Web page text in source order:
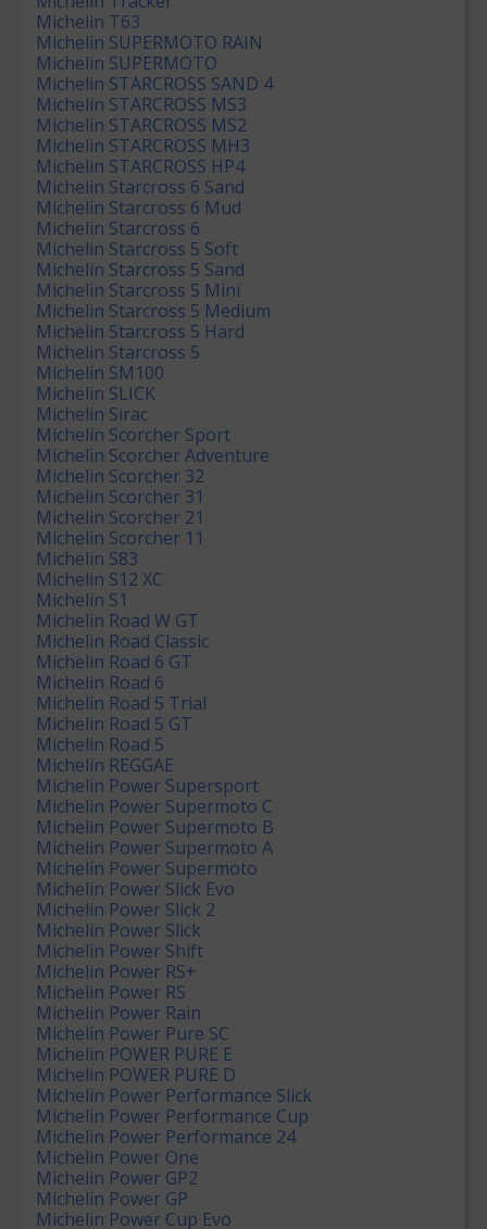
Michelin T63
Michelin SUPERMOTO RAIN
Michelin SUPERMOTO
Michelin STARCROSS SAND 4
Michelin STARCROSS MS3
Michelin STARCROSS MS2
Michelin STARCROSS MH3
Michelin STARCROSS HP4
Michelin Starcross 6 Sand
Michelin Starcross 6 Mud
Michelin Starcross 6
Michelin Starcross 5 Soft
Michelin Starcross 5 Sand
Michelin Starcross 5 Mini
Michelin Starcross 5 Medium
Michelin Starcross 5 Hard
Michelin Starcross 5
Michelin SM100
Michelin SLICK
Michelin Sirac
Michelin Scorcher Sport
Michelin Scorcher Adventure
Michelin Scorcher 32
Michelin Scorcher 31
Michelin Scorcher 21
Michelin Scorcher 11
Michelin S83
Michelin S12 XC
Michelin S1
Michelin Road W GT
Michelin Road Classic
Michelin Road 6 GT
Michelin Road 6
Michelin Road 5 Trial
Michelin Road 5 GT
Michelin Road 5
Michelin REGGAE
Michelin Power Supersport
Michelin Power Supermoto C
Michelin Power Supermoto B
Michelin Power Supermoto A
Michelin Power Supermoto
Michelin Power Slick Evo
Michelin Power Slick 2
Michelin Power Slick
Michelin Power Shift
Michelin Power RS+
Michelin Power RS
Michelin Power Rain
Michelin Power Pure SC
Michelin POWER PURE E
Michelin POWER PURE D
Michelin Power Performance Slick
Michelin Power Performance Cup
Michelin Power Performance 24
Michelin Power One
Michelin Power GP2
Michelin Power GP
Michelin Power Cup Evo